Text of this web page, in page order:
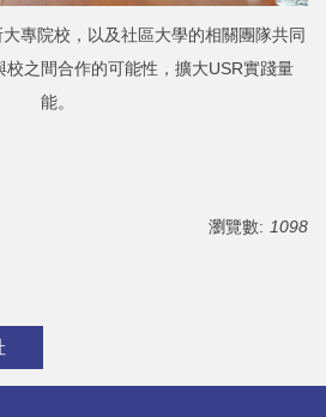
專院校，以及社區大學的相關團隊共同
校之間合作的可能性，擴大USR實踐量
能。
瀏覽數: 1098